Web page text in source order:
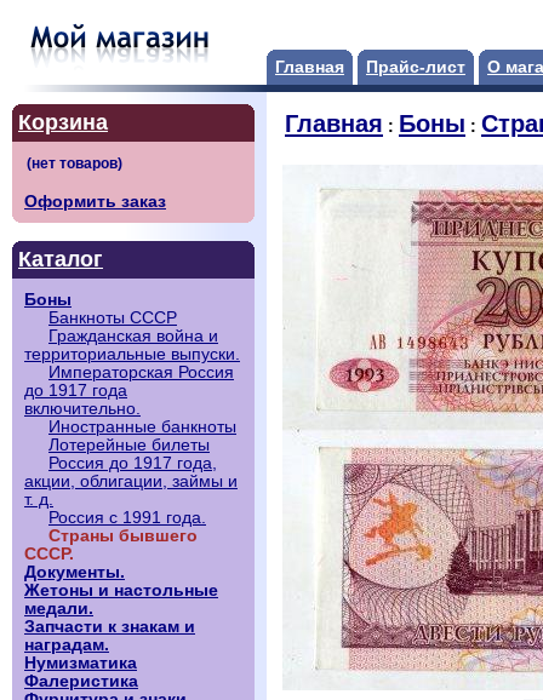
Главная Прайс-лист О
Корзина
Оформить заказ
Каталог
Боны
Банкноты СССР
Гражданская война и
территориальные выпуски.
Императорская Россия
до 1917 года
включительно.
Иностранные банкноты
Лотерейные билеты
Россия до 1917 года,
акции, облигации, займы и
т. д.
Россия с 1991 года.
Страны бывшего
СССР.
Документы.
Жетоны и настольные
медали.
Запчасти к знакам и
наградам.
Нумизматика
Фалеристика
Главная : Боны :